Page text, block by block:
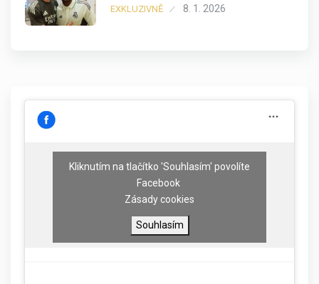
EXKLUZIVNĚ 8. 1. 2026
Kliknutím na tlačítko 'Souhlasím' povolíte
Facebook
Zásady cookies
Souhlasím